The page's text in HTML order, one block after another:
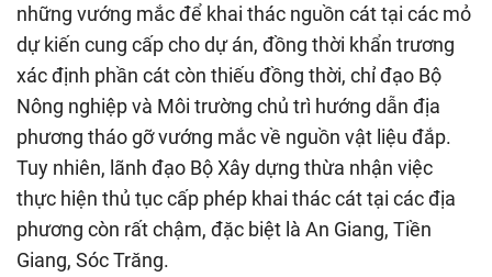
những vướng mắc để khai thác nguồn cát tại các mỏ
dự kiến cung cấp cho dự án, đồng thời khẩn trương
xác định phần cát còn thiếu đồng thời, chỉ đạo Bộ
Nông nghiệp và Môi trường chủ trì hướng dẫn địa
phương tháo gỡ vướng mắc về nguồn vật liệu đắp.
Tuy nhiên, lãnh đạo Bộ Xây dựng thừa nhận việc
thực hiện thủ tục cấp phép khai thác cát tại các địa
phương còn rất chậm, đặc biệt là An Giang, Tiền
Giang, Sóc Trăng.